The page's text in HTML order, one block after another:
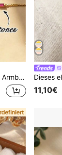
Muttertag/Valentinstag/Familiengeschenk/Jahrestagsgeschenk
11,10€